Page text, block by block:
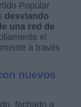
Popular
desviando
una red de
el
a través
nuevos
fechado a